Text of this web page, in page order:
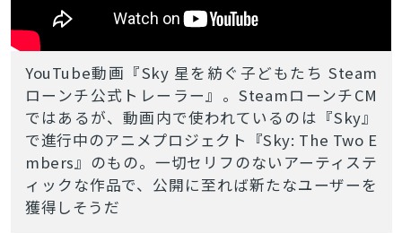
YouTube動画『Sky 星を紡ぐ子どもたち Steam
ローンチ公式トレーラー』。SteamローンチCM
ではあるが、動画内で使われているのは『Sky』
で進行中のアニメプロジェクト『Sky: The Two E
mbers』のもの。一切セリフのないアーティステ
ィックな作品で、公開に至れば新たなユーザーを
獲得しそうだ